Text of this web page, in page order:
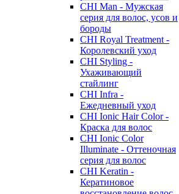
CHI Man - Мужская
серия для волос, усов и
бороды
CHI Royal Treatment -
Королевский уход
CHI Styling -
Ухаживающий
стайлинг
CHI Infra -
Ежедневный уход
CHI Ionic Hair Color -
Краска для волос
CHI Ionic Color
Illuminate - Оттеночная
серия для волос
CHI Keratin -
Кератиновое